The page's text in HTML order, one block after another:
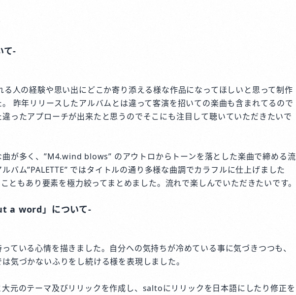
て-
人の経験や思い出にどこか寄り添える様な作品になってほしいと思って制作
昨年リリースしたアルバムとは違って客演を招いての楽曲も含まれてるので
ったアプローチが出来たと思うのでそこにも注目して聴いていただきたいで
が多く、”M4.wind blows” のアウトロからトーンを落とした楽曲で締める流
バム”PALETTE” ではタイトルの通り多様な曲調でカラフルに仕上げました
ともあり要素を極力絞ってまとめました。流れで楽しんでいただきたいです。
a word」について-
ている心情を描きました。自分への気持ちが冷めている事に気づきつつも、
気づかないふりをし続ける様を表現しました。
元のテーマ及びリリックを作成し、saltoにリリックを日本語にしたり修正を